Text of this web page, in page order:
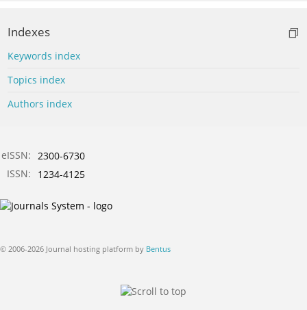
Indexes
Keywords index
Topics index
Authors index
eISSN: 2300-6730
ISSN:
1234-4125
© 2006-2026 Journal hosting platform by Bentus